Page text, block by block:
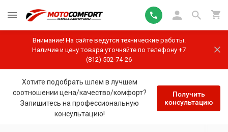
Внимание! На сайте ведутся технические работы.
Наличие и цену товара уточняйте по телефону +7
(812) 502-74-26
Хотите подобрать шлем в лучшем
соотношении цена/качество/комфорт?
Запишитесь на профессиональную
консультацию!
Получить
консультацию